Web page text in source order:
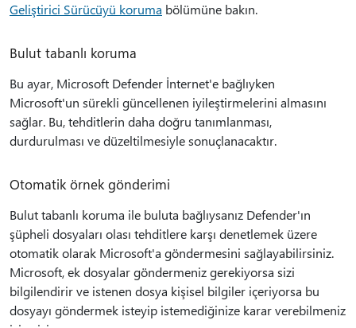
Geliştirici Sürücüyü koruma bölümüne bakın.
Bulut tabanlı koruma
Bu ayar, Microsoft Defender İnternet'e bağlıyken
Microsoft'un sürekli güncellenen iyileştirmelerini almasını
sağlar. Bu, tehditlerin daha doğru tanımlanması,
durdurulması ve düzeltilmesiyle sonuçlanacaktır.
Otomatik örnek gönderimi
Bulut tabanlı koruma ile buluta bağlıysanız Defender'ın
şüpheli dosyaları olası tehditlere karşı denetlemek üzere
otomatik olarak Microsoft'a göndermesini sağlayabilirsiniz.
Microsoft, ek dosyalar göndermeniz gerekiyorsa sizi
bilgilendirir ve istenen dosya kişisel bilgiler içeriyorsa bu
dosyayı göndermek isteyip istemediğinize karar verebilmeniz